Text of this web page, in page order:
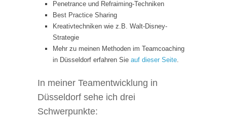
Penetrance und Refraiming-Techniken
Best Practice Sharing
Kreativtechniken wie z.B. Walt-Disney-
Strategie
Mehr zu meinen Methoden im Teamcoaching
in Düsseldorf erfahren Sie auf dieser Seite.
In meiner Teamentwicklung in
Düsseldorf sehe ich drei
Schwerpunkte: